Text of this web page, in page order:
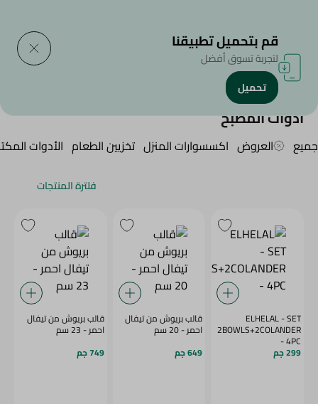
الرئيسية /
Household
أدوات المطبخ
جميع العروض اكسسوارات المنزل تخزيين الطعام الأدوات
فلترة المنتجات
ELHELAL - SET
2BOWLS+2COLANDER
- 4PC
299 جم
قالب بريوش من تيفال
احمر - 20 سم
649 جم
قالب بريوش من تيفال
احمر - 23 سم
749 جم
قم بتحميل تطبيقنا
لتجربة تسوق أفضل
تحميل